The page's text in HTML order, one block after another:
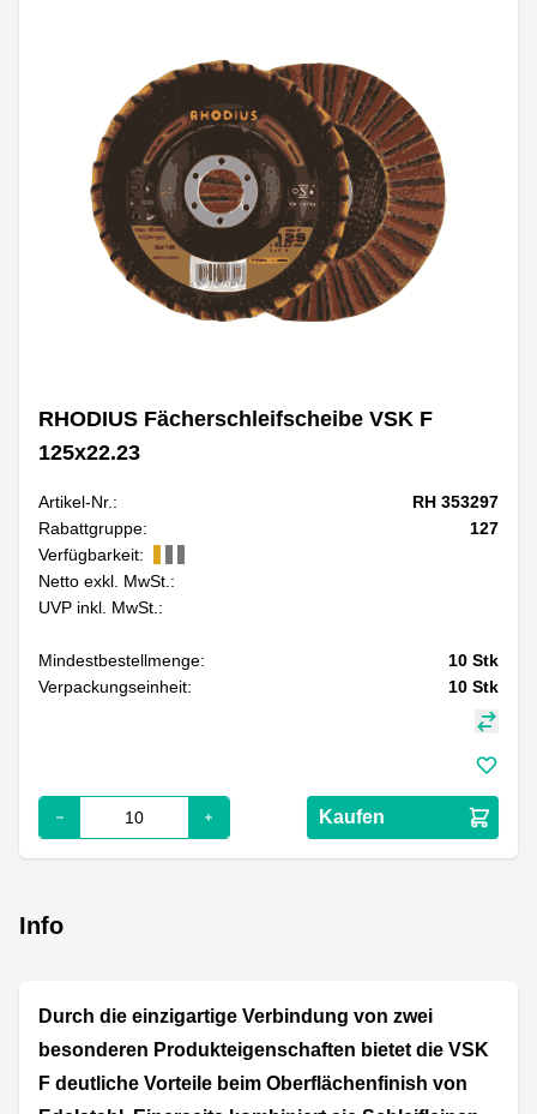
RHODIUS Fächerschleifscheibe VSK F
125x22.23
Artikel-Nr.:
RH 353297
Rabattgruppe:
127
Verfügbarkeit:
Netto exkl. MwSt.:
UVP inkl. MwSt.:
Mindestbestellmenge: 10 Stk
Verpackungseinheit:
10 Stk
Kaufen
Info
Durch die einzigartige Verbindung von zwei
besonderen Produkteigenschaften bietet die VSK
F deutliche Vorteile beim Oberflächenfinish von